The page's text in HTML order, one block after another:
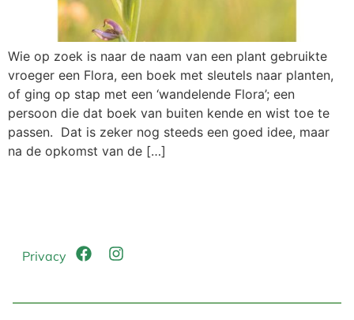
Wie op zoek is naar de naam van een plant gebruikte
vroeger een Flora, een boek met sleutels naar planten,
of ging op stap met een ‘wandelende Flora’; een
persoon die dat boek van buiten kende en wist toe te
passen. Dat is zeker nog steeds een goed idee, maar
na de opkomst van de […]
Privacy